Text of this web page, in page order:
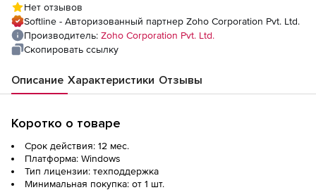
Licensing Model Annual), fee for 100
Workstations
Нет отзывов
Softline - Авторизованный партнер Zoho Corporation Pvt. Ltd.
Производитель: Zoho Corporation Pvt. Ltd.
Скопировать ссылку
Описание Характеристики Отзывы
Коротко о товаре
Срок действия: 12 мес.
Платформа: Windows
Тип лицензии: техподдержка
Минимальная покупка: от 1 шт.